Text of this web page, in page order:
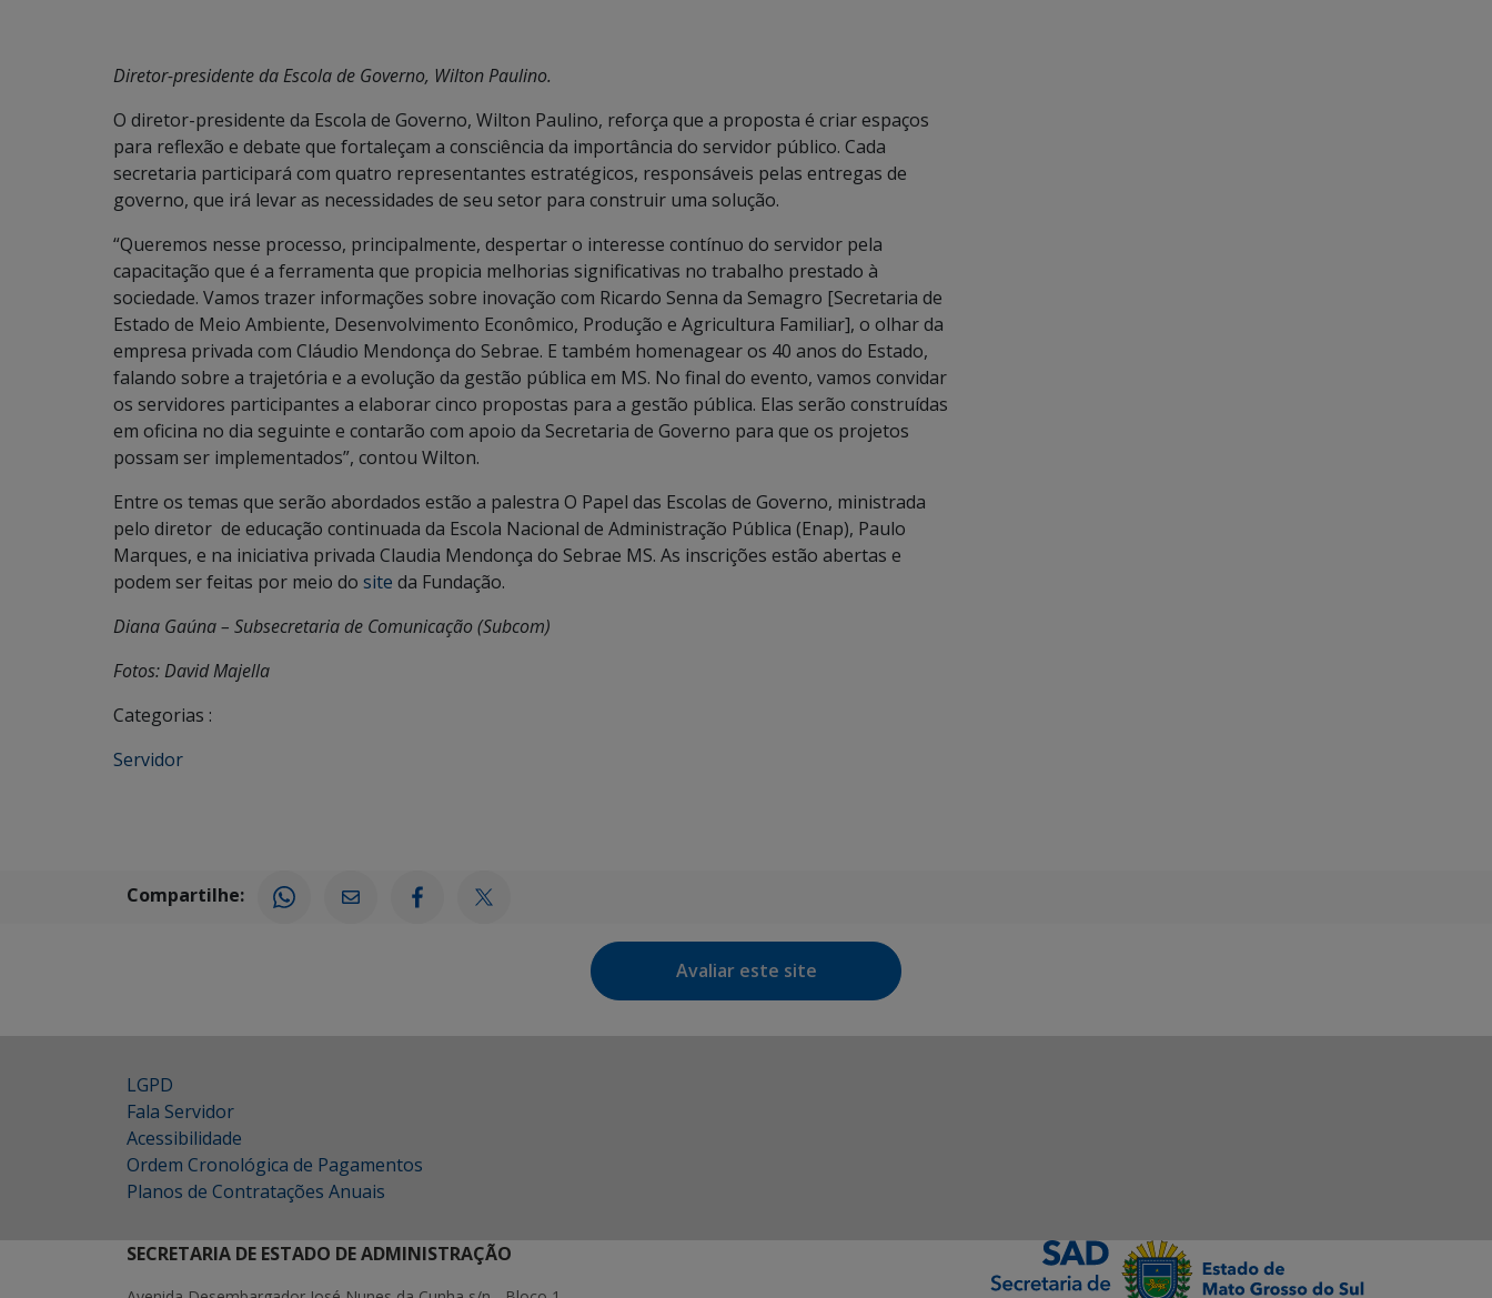
Diretor-presidente da Escola de Governo, Wilton Paulino.
O diretor-presidente da Escola de Governo, Wilton Paulino, reforça que a proposta é criar espaços
para reflexão e debate que fortaleçam a consciência da importância do servidor público. Cada
secretaria participará com quatro representantes estratégicos, responsáveis pelas entregas de
governo, que irá levar as necessidades de seu setor para construir uma solução.
“Queremos nesse processo, principalmente, despertar o interesse contínuo do servidor pela
capacitação que é a ferramenta que propicia melhorias significativas no trabalho prestado à
sociedade. Vamos trazer informações sobre inovação com Ricardo Senna da Semagro [Secretaria de
Estado de Meio Ambiente, Desenvolvimento Econômico, Produção e Agricultura Familiar], o olhar da
empresa privada com Cláudio Mendonça do Sebrae. E também homenagear os 40 anos do Estado,
falando sobre a trajetória e a evolução da gestão pública em MS. No final do evento, vamos convidar
os servidores participantes a elaborar cinco propostas para a gestão pública. Elas serão construídas
em oficina no dia seguinte e contarão com apoio da Secretaria de Governo para que os projetos
possam ser implementados”, contou Wilton.
Entre os temas que serão abordados estão a palestra O Papel das Escolas de Governo, ministrada
pelo diretor de educação continuada da Escola Nacional de Administração Pública (Enap), Paulo
Marques, e na iniciativa privada Claudia Mendonça do Sebrae MS. As inscrições estão abertas e
podem ser feitas por meio do site da Fundação.
Diana Gaúna – Subsecretaria de Comunicação (Subcom)
Fotos: David Majella
Categorias :
Servidor
Compartilhe:
Avaliar este site
LGPD
Fala Servidor
Acessibilidade
Ordem Cronológica de Pagamentos
Planos de Contratações Anuais
SECRETARIA DE ESTADO DE ADMINISTRAÇÃO